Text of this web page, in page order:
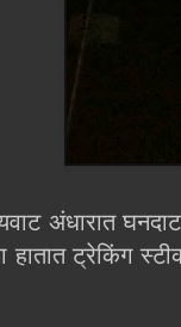
अंधारात
हातात ट्रेकिंग